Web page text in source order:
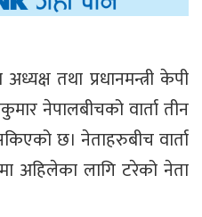
तथा प्रधानमन्त्री केपी
नेपालबीचको वार्ता तीन
छ। नेताहरुबीच वार्ता
अहिलेका लागि टरेको नेता